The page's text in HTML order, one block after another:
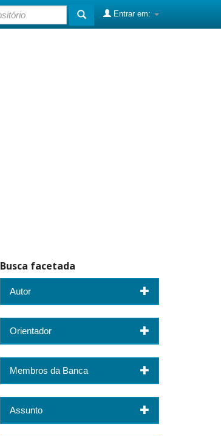
Entrar em:
Busca facetada
Autor
Orientador
Membros da Banca
Assunto